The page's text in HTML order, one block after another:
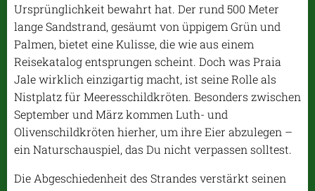
Ursprünglichkeit bewahrt hat. Der rund 500 Meter
lange Sandstrand, gesäumt von üppigem Grün und
Palmen, bietet eine Kulisse, die wie aus einem
Reisekatalog entsprungen scheint. Doch was Praia
Jale wirklich einzigartig macht, ist seine Rolle als
Nistplatz für Meeresschildkröten. Besonders zwischen
September und März kommen Luth- und
Olivenschildkröten hierher, um ihre Eier abzulegen –
ein Naturschauspiel, das Du nicht verpassen solltest.
Die Abgeschiedenheit des Strandes verstärkt seinen